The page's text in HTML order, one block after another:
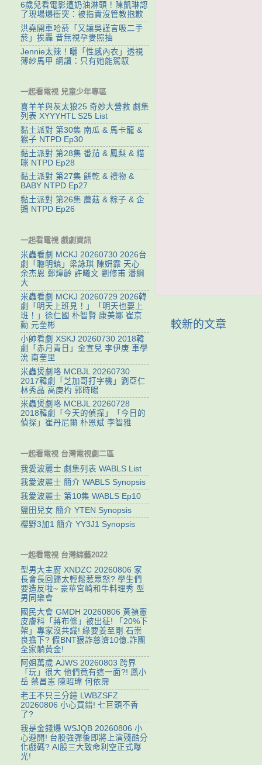
較新的文章
6歲兒看電影遭奶油淋頭！陳凱琳認
了現場爆衝突：被指責沒管教抱歉
洪堯開車哈菸「又讓吳謹言吸二手
菸」挨轟 昔無視孕妻照抽
Jennie太辣！曬「性感內衣」透視
薄紗馬甲 網讚：只有她能駕馭
一起看電視 兒童少年專區
喜羊羊與灰太狼25 奇妙大營救 劇集
列表 XYYYHTL S25 List
黏土派對 第30集 南瓜 & 馬卡龍 &
猴子 NTPD Ep30
黏土派對 第28集 番茄 & 鳳梨 & 貓
咪 NTPD Ep28
黏土派對 第27集 餅乾 & 禮物 &
BABY NTPD Ep27
黏土派對 第26集 蘑菇 & 粽子 & 企
鵝 NTPD Ep26
一起看電視 戲劇資訊
米蟲看劇 MCKJ 20260730 2026台
劇「聰明鎮」梁詠琪 陳姸霏 天心
余杰恩 鄭煒齡 許曦文 劉修甫 潘綱
大
米蟲看劇 MCKJ 20260729 2026韓
劇「明天上班見！」「明天也要上
班！」徐仁國 朴智賢 康美娜 崔京
勳 元奎彬
小帥看劇 XSKJ 20260730 2018韓
劇「赤月青日」金宣兒 李伊庚 車學
沇 南奎里
米蟲煲劇咯 MCBJL 20260730
2017韓劇「芝加哥打字機」劉亞仁
林秀晶 高庚杓 郭時暘
米蟲煲劇咯 MCBJL 20260728
2018韓劇「今天的偵探」「今日的
偵探」崔丹尼爾 朴恩斌 李智雅
一起看電視 台灣電視劇二區
我愛波麗士 劇集列表 WABLS List
我愛波麗士 簡介 WABLS Synopsis
我愛波麗士 第10集 WABLS Ep10
鹽田兒女 簡介 YTEN Synopsis
櫻野3加1 簡介 YY3J1 Synopsis
一起看電視 台灣綜藝2022
型男大主廚 XNDZC 20260806 家
長會長回歸太輕鬆惹眾怒? 學生們
要造反啦~ 豪華宮崎和牛料理秀 型
男同樂會
國民大會 GMDH 20260806 黃禎憲
皮膚科「蔣布條」被出征! 「20%下
架」專家沒共識! 綠要姜至剛.石崇
良擔下? 假BNT狠詐慈濟10億.詐團
全家躺黃金!
阿姐萬歲 AJWS 20260803 跨界
「玩」很大 他們竟有這一面?! 鳳小
岳 蔡昌憲 陳昭瑋 何依霈
老王不只三分鐘 LWBZSFZ
20260806 小心買錯! 七巨頭不香
了?
我是金錢爆 WSJQB 20260806 小
心避開! 台股強彈後即將上演殘酷分
化戲碼? AI股三大致命利空正式曝
光!